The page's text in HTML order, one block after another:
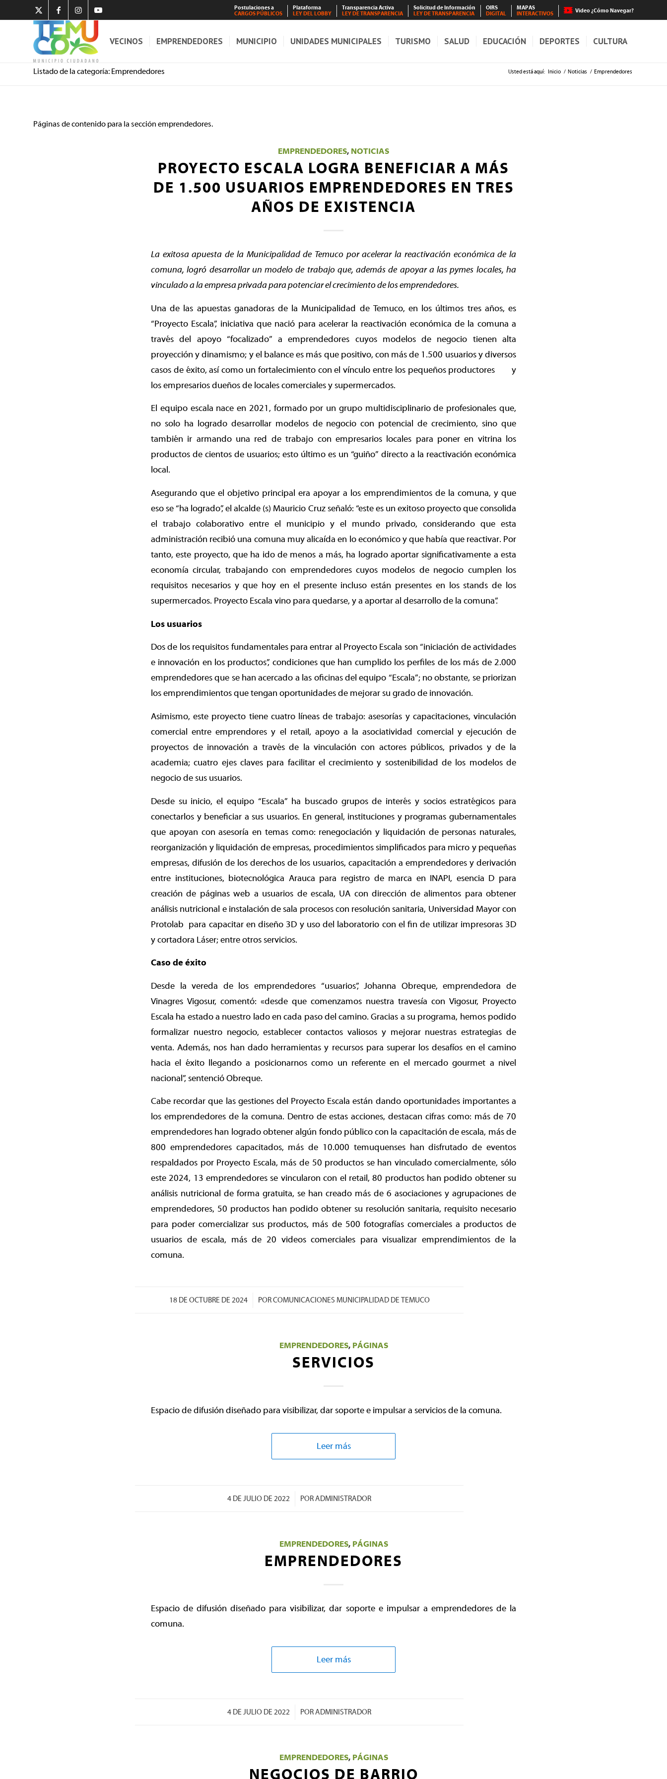
Postulaciones a
CARGOS PÚBLICOS
Plataforma
LEY DEL LOBBY
Transparencia Activa
LEY DE TRANSPARENCIA
Solicitud de Información
LEY DE TRANSPARENCIA
OIRS
DIGITAL
MAPAS
INTERACTIVOS
Video ¿Cómo Navegar?
VECINOS EMPRENDEDORES MUNICIPIO UNIDADES MUNICIPALES TURISMO SALUD EDUCACIÓN DEPORTES CULTURA
Listado de la categoría: Emprendedores Usted está aquí: Inicio / Noticias / Emprendedores
Páginas de contenido para la sección emprendedores.
EMPRENDEDORES, NOTICIAS
PROYECTO ESCALA LOGRA BENEFICIAR A MÁS
DE 1.500 USUARIOS EMPRENDEDORES EN TRES
AÑOS DE EXISTENCIA
La exitosa apuesta de la Municipalidad de Temuco por acelerar la reactivación económica de la
comuna, logró desarrollar un modelo de trabajo que, además de apoyar a las pymes locales, ha
vinculado a la empresa privada para potenciar el crecimiento de los emprendedores.
Una de las apuestas ganadoras de la Municipalidad de Temuco, en los últimos tres años, es
“Proyecto Escala”, iniciativa que nació para acelerar la reactivación económica de la comuna a
través del apoyo “focalizado” a emprendedores cuyos modelos de negocio tienen alta
proyección y dinamismo; y el balance es más que positivo, con más de 1.500 usuarios y diversos
casos de éxito, así como un fortalecimiento con el vínculo entre los pequeños productores y
los empresarios dueños de locales comerciales y supermercados.
El equipo escala nace en 2021, formado por un grupo multidisciplinario de profesionales que,
no solo ha logrado desarrollar modelos de negocio con potencial de crecimiento, sino que
también ir armando una red de trabajo con empresarios locales para poner en vitrina los
productos de cientos de usuarios; esto último es un “guiño” directo a la reactivación económica
local.
Asegurando que el objetivo principal era apoyar a los emprendimientos de la comuna, y que
eso se “ha logrado”, el alcalde (s) Mauricio Cruz señaló: “este es un exitoso proyecto que consolida
el trabajo colaborativo entre el municipio y el mundo privado, considerando que esta
administración recibió una comuna muy alicaída en lo económico y que había que reactivar. Por
tanto, este proyecto, que ha ido de menos a más, ha logrado aportar significativamente a esta
economía circular, trabajando con emprendedores cuyos modelos de negocio cumplen los
requisitos necesarios y que hoy en el presente incluso están presentes en los stands de los
supermercados. Proyecto Escala vino para quedarse, y a aportar al desarrollo de la comuna”.
Los usuarios
Dos de los requisitos fundamentales para entrar al Proyecto Escala son “iniciación de actividades
e innovación en los productos”, condiciones que han cumplido los perfiles de los más de 2.000
emprendedores que se han acercado a las oficinas del equipo “Escala”; no obstante, se priorizan
los emprendimientos que tengan oportunidades de mejorar su grado de innovación.
Asimismo, este proyecto tiene cuatro líneas de trabajo: asesorías y capacitaciones, vinculación
comercial entre emprendores y el retail, apoyo a la asociatividad comercial y ejecución de
proyectos de innovación a través de la vinculación con actores públicos, privados y de la
academia; cuatro ejes claves para facilitar el crecimiento y sostenibilidad de los modelos de
negocio de sus usuarios.
Desde su inicio, el equipo “Escala” ha buscado grupos de interés y socios estratégicos para
conectarlos y beneficiar a sus usuarios. En general, instituciones y programas gubernamentales
que apoyan con asesoría en temas como: renegociación y liquidación de personas naturales,
reorganización y liquidación de empresas, procedimientos simplificados para micro y pequeñas
empresas, difusión de los derechos de los usuarios, capacitación a emprendedores y derivación
entre instituciones, biotecnológica Arauca para registro de marca en INAPI, esencia D para
creación de páginas web a usuarios de escala, UA con dirección de alimentos para obtener
análisis nutricional e instalación de sala procesos con resolución sanitaria, Universidad Mayor con
Protolab para capacitar en diseño 3D y uso del laboratorio con el fin de utilizar impresoras 3D
y cortadora Láser; entre otros servicios.
Caso de éxito
Desde la vereda de los emprendedores “usuarios”, Johanna Obreque, emprendedora de
Vinagres Vigosur, comentó: «desde que comenzamos nuestra travesía con Vigosur, Proyecto
Escala ha estado a nuestro lado en cada paso del camino. Gracias a su programa, hemos podido
formalizar nuestro negocio, establecer contactos valiosos y mejorar nuestras estrategias de
venta. Además, nos han dado herramientas y recursos para superar los desafíos en el camino
hacia el éxito llegando a posicionarnos como un referente en el mercado gourmet a nivel
nacional”, sentenció Obreque.
Cabe recordar que las gestiones del Proyecto Escala están dando oportunidades importantes a
los emprendedores de la comuna. Dentro de estas acciones, destacan cifras como: más de 70
emprendedores han logrado obtener algún fondo público con la capacitación de escala, más de
800 emprendedores capacitados, más de 10.000 temuquenses han disfrutado de eventos
respaldados por Proyecto Escala, más de 50 productos se han vinculado comercialmente, sólo
este 2024, 13 emprendedores se vincularon con el retail, 80 productos han podido obtener su
análisis nutricional de forma gratuita, se han creado más de 6 asociaciones y agrupaciones de
emprendedores, 50 productos han podido obtener su resolución sanitaria, requisito necesario
para poder comercializar sus productos, más de 500 fotografías comerciales a productos de
usuarios de escala, más de 20 videos comerciales para visualizar emprendimientos de la
comuna.
18 DE OCTUBRE DE 2024
/ PORCOMUNICACIONES MUNICIPALIDAD DE TEMUCO
EMPRENDEDORES, PÁGINAS
SERVICIOS
Espacio de difusión diseñado para visibilizar, dar soporte e impulsar a servicios de la comuna.
Leer más
4 DE JULIO DE 2022
/ PORADMINISTRADOR
EMPRENDEDORES, PÁGINAS
EMPRENDEDORES
Espacio de difusión diseñado para visibilizar, dar soporte e impulsar a emprendedores de la
comuna.
Leer más
4 DE JULIO DE 2022
/ PORADMINISTRADOR
EMPRENDEDORES, PÁGINAS
NEGOCIOS DE BARRIO